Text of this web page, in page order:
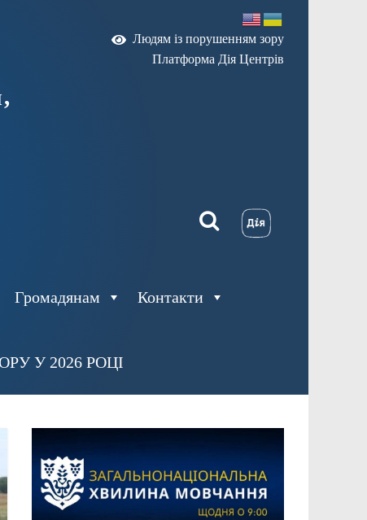
Людям із порушенням зору
Платформа Дія Центрів
Громадянам Контакти
У 2026 РОЦІ